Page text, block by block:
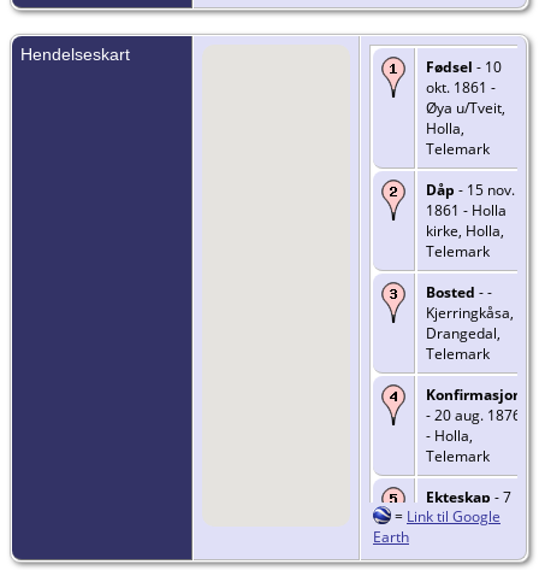
Hendelseskart
Fødsel - 10
okt. 1861 -
Øya u/Tveit,
Holla,
Telemark
Dåp - 15 nov.
1861 - Holla
kirke, Holla,
Telemark
Bosted - -
Kjerringkåsa,
Drangedal,
Telemark
Konfirmasjon
- 20 aug. 1876
- Holla,
Telemark
Ekteskap - 7
sep. 1883 -
Kilebygda,
= Link til Google
Earth